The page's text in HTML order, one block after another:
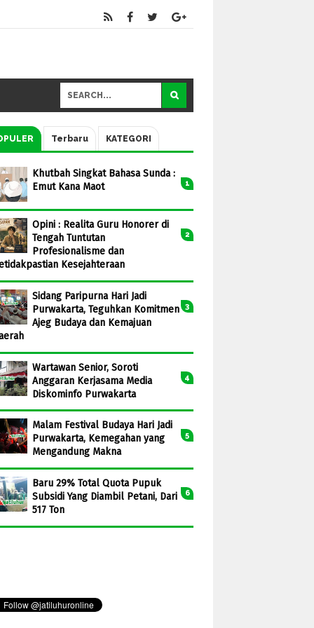
Terbaru KATEGORI
Khutbah Singkat Bahasa Sunda :
Emut Kana Maot
Opini : Realita Guru Honorer di
Tengah Tuntutan
Profesionalisme dan
Kesejahteraan
Sidang Paripurna Hari Jadi
Purwakarta, Teguhkan Komitmen
Ajeg Budaya dan Kemajuan
Wartawan Senior, Soroti
Anggaran Kerjasama Media
Diskominfo Purwakarta
Malam Festival Budaya Hari Jadi
Purwakarta, Kemegahan yang
Mengandung Makna
Baru 29% Total Quota Pupuk
Subsidi Yang Diambil Petani, Dari
517 Ton